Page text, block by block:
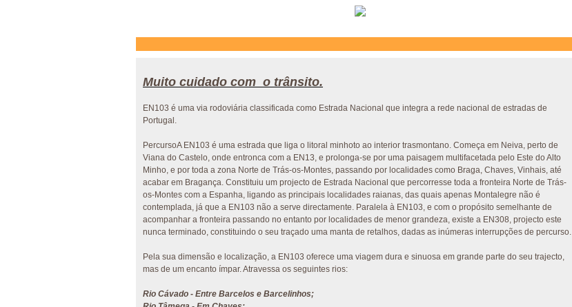
Muito cuidado com o trânsito.
EN103 é uma via rodoviária classificada como Estrada Nacional que integra a rede nacional de estradas de
Portugal.
PercursoA EN103 é uma estrada que liga o litoral minhoto ao interior trasmontano. Começa em Neiva, perto de
Viana do Castelo, onde entronca com a EN13, e prolonga-se por uma paisagem multifacetada pelo Este do Alto
Minho, e por toda a zona Norte de Trás-os-Montes, passando por localidades como Braga, Chaves, Vinhais, até
acabar em Bragança. Constituiu um projecto de Estrada Nacional que percorresse toda a fronteira Norte de Trás-
os-Montes com a Espanha, ligando as principais localidades raianas, das quais apenas Montalegre não é
contemplada, já que a EN103 não a serve directamente. Paralela à EN103, e com o propósito semelhante de
acompanhar a fronteira passando no entanto por localidades de menor grandeza, existe a EN308, projecto este
nunca terminado, constituindo o seu traçado uma manta de retalhos, dadas as inúmeras interrupções de percurso.
Pela sua dimensão e localização, a EN103 oferece uma viagem dura e sinuosa em grande parte do seu trajecto,
mas de um encanto ímpar. Atravessa os seguintes rios:
Rio Cávado - Entre Barcelos e Barcelinhos;